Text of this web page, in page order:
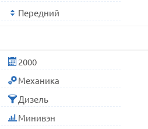
Передний
2000
Механика
Дизель
Минивэн